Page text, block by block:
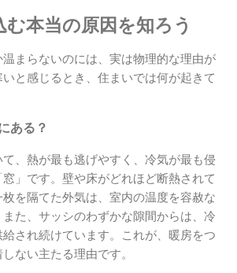
本当の原因を知ろう
まらないのには、実は物理的な理由が
と感じるとき、住まいでは何が起きて
ある？
、熱が最も逃げやすく、冷気が最も侵
」です。壁や床がどれほど断熱されて
を隔てた外気は、室内の温度を容赦な
また、サッシのわずかな隙間からは、冷
され続けています。これが、暖房をつ
ない主たる理由です。